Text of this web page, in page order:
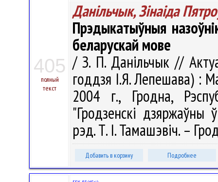
405
полный
текст
Данільчык, Зінаіда
Прэдыкатыўныя
беларускай мове
/ З. П. Данільчык //
годдзя І.Я. Лепешава) :
2004 г., Гродна,
"Гродзенскі дзяржаўны
рэд. Т. І. Тамашэвіч. –
Добавить в корзину Подробнее